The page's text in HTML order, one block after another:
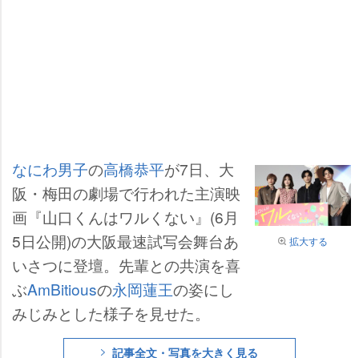
拡大する
なにわ男子の高橋恭平が7日、大
阪・梅田の劇場で行われた主演映
画『山口くんはワルくない』(6月
5日公開)の大阪最速試写会舞台あ
いさつに登壇。先輩との共演を喜
ぶAmBitiousの永岡蓮王の姿にし
みじみとした様子を見せた。
記事全文・写真を大きく見る